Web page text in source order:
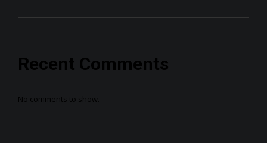
Recent Comments
No comments to show.